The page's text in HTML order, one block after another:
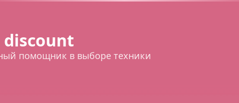
помощник в выборе техники